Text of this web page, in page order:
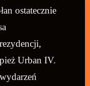
ostatecznie
Urban IV.